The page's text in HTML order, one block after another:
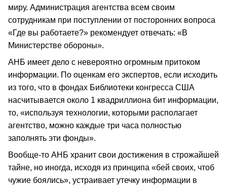
миру. Администрация агентства всем своим
сотрудникам при поступлении от посторонних вопроса
«Где вы работаете?» рекомендует отвечать: «В
Министерстве обороны».
АНБ имеет дело с невероятно огромным притоком
информации. По оценкам его экспертов, если исходить
из того, что в фондах Библиотеки конгресса США
насчитывается около 1 квадриллиона бит информации,
то, «используя технологии, которыми располагает
агентство, можно каждые три часа полностью
заполнять эти фонды».
Вообще-то АНБ хранит свои достижения в строжайшей
тайне, но иногда, исходя из принципа «бей своих, чтоб
чужие боялись», устраивает утечку информации в